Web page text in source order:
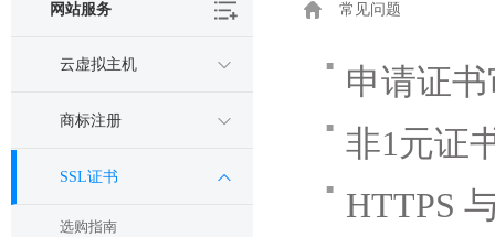
网站服务
云虚拟主机
商标注册
SSL证书
选购指南
常见问题
■ 申请证
■ 非1元证
■ HTTPS